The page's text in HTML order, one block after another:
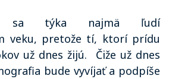
sa týka najmä ľudí
veku, pretože tí, ktorí prídu
už dnes žijú.
Čiže už dnes
bude vyvíjať a podpíše